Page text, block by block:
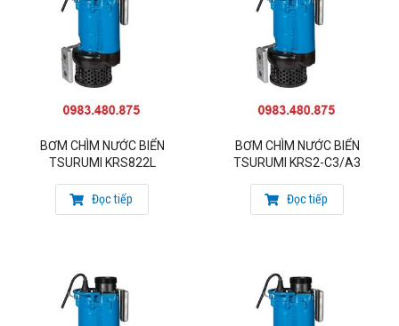
Dưới đây, Quý khách có thể tham khảo quy trình biến
một máy bơm KRS thông thường thanh một máy bơm có
BƠM CHÌM NƯỚC BIỂN
TSURUMI KRS822L
Đọc tiếp
BƠM CHÌM NƯỚC BIỂN
TSURUMI KRS2-C3/A3
Đọc tiếp